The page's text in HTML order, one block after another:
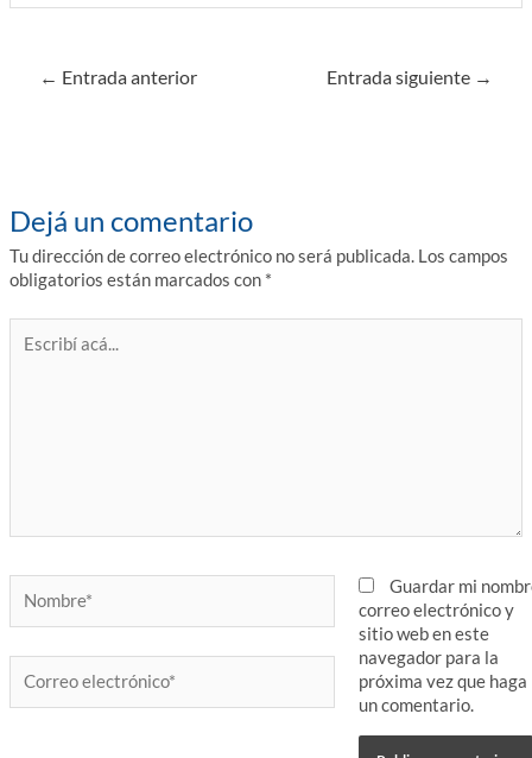
← Entrada anterior Entrada siguiente →
Dejá un comentario
Tu dirección de correo electrónico no será publicada. Los campos
obligatorios están marcados con *
acá...
electrónico*
Guardar mi
correo electrónico y
sitio web en este
navegador para la
próxima vez que haga
un comentario.